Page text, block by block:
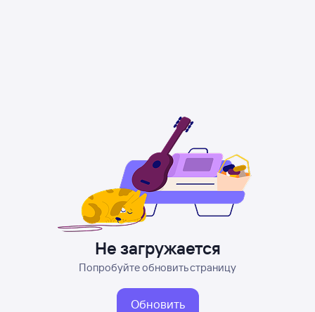
Не загружается
Попробуйте обновить страницу
Обновить